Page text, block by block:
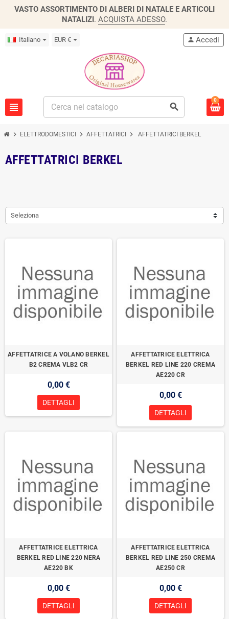
VASTO ASSORTIMENTO DI ALBERI DI NATALE E ARTICOLI
NATALIZI. ACQUISTA ADESSO.
Italiano EUR €
view_headline search
person Accedi
0
chevron_right ELETTRODOMESTICI chevron_right AFFETTATRICI chevron_right AFFETTATRICI BERKEL
AFFETTATRICI BERKEL
Seleziona
AFFETTATRICE A VOLANO BERKEL
B2 CREMA VLB2 CR
0,00 €
DETTAGLI
AFFETTATRICE ELETTRICA
BERKEL RED LINE 220 CREMA
AE220 CR
0,00 €
DETTAGLI
AFFETTATRICE ELETTRICA
BERKEL RED LINE 220 NERA
AE220 BK
0,00 €
DETTAGLI
AFFETTATRICE ELETTRICA
BERKEL RED LINE 250 CREMA
AE250 CR
0,00 €
DETTAGLI